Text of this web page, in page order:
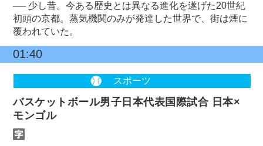
── 少し昔。今ある歴史とは異なる進化を遂げた20世紀
初頭の京都。蒸気機関のみが発達した世界で、街は煙に
覆われていた。
01:40
スポーツ
バスケットボール男子日本代表国際試合 日本×
モンゴル